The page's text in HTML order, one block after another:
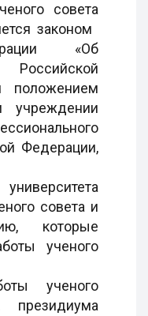
совета
законом
«Об
положением
учреждении
Федерации,
совета и
которые
ученого
ученого
президиума